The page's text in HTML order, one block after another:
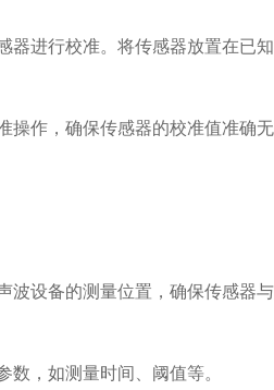
进行校准。将传感器放置在已知
作，确保传感器的校准值准确无
设备的测量位置，确保传感器与
，如测量时间、阈值等。